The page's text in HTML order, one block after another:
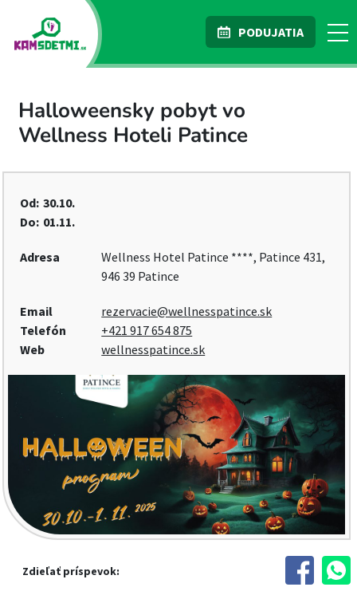
PODUJATIA
Halloweensky pobyt vo
Wellness Hoteli Patince
Od: 30.10.
Do: 01.11.
Adresa
Wellness Hotel Patince ****, Patince 431,
946 39 Patince
Email
rezervacie@wellnesspatince.sk
Telefón
+421 917 654 875
Web
wellnesspatince.sk
Zdieľať príspevok: